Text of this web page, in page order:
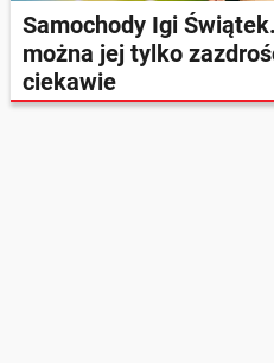
Samochody Igi
można jej tylko
ciekawie